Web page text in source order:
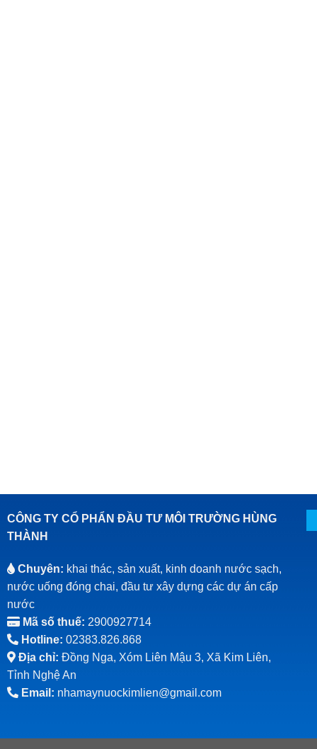
CÔNG TY CỔ PHẨN ĐẦU TƯ MÔI TRƯỜNG HÙNG
THÀNH
Chuyên: khai thác, sản xuất, kinh doanh nước sạch,
nước uống đóng chai, đầu tư xây dựng các dự án cấp
nước
Mã số thuế: 2900927714
Hotline: 02383.826.868
Địa chỉ: Đồng Nga, Xóm Liên Mậu 3, Xã Kim Liên,
Tỉnh Nghệ An
Email: nhamaynuockimlien@gmail.com